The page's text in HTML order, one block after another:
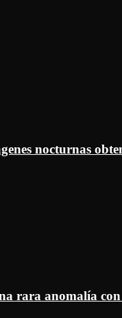
nocturnas
rara anomalía